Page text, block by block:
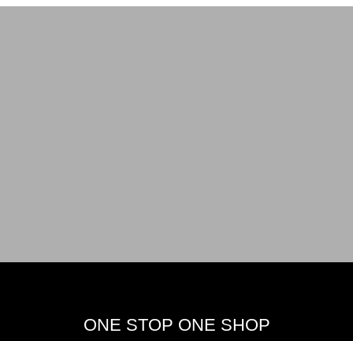
ONE STOP ONE SHOP